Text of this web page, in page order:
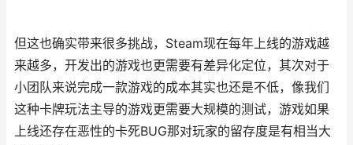
但这也确实带来很多挑战，Steam现在每年上线的游戏越
来越多，开发出的游戏也更需要有差异化定位，其次对于
小团队来说完成一款游戏的成本其实也还是不低，像我们
这种卡牌玩法主导的游戏更需要大规模的测试，游戏如果
上线还存在恶性的卡死BUG那对玩家的留存度是有相当大